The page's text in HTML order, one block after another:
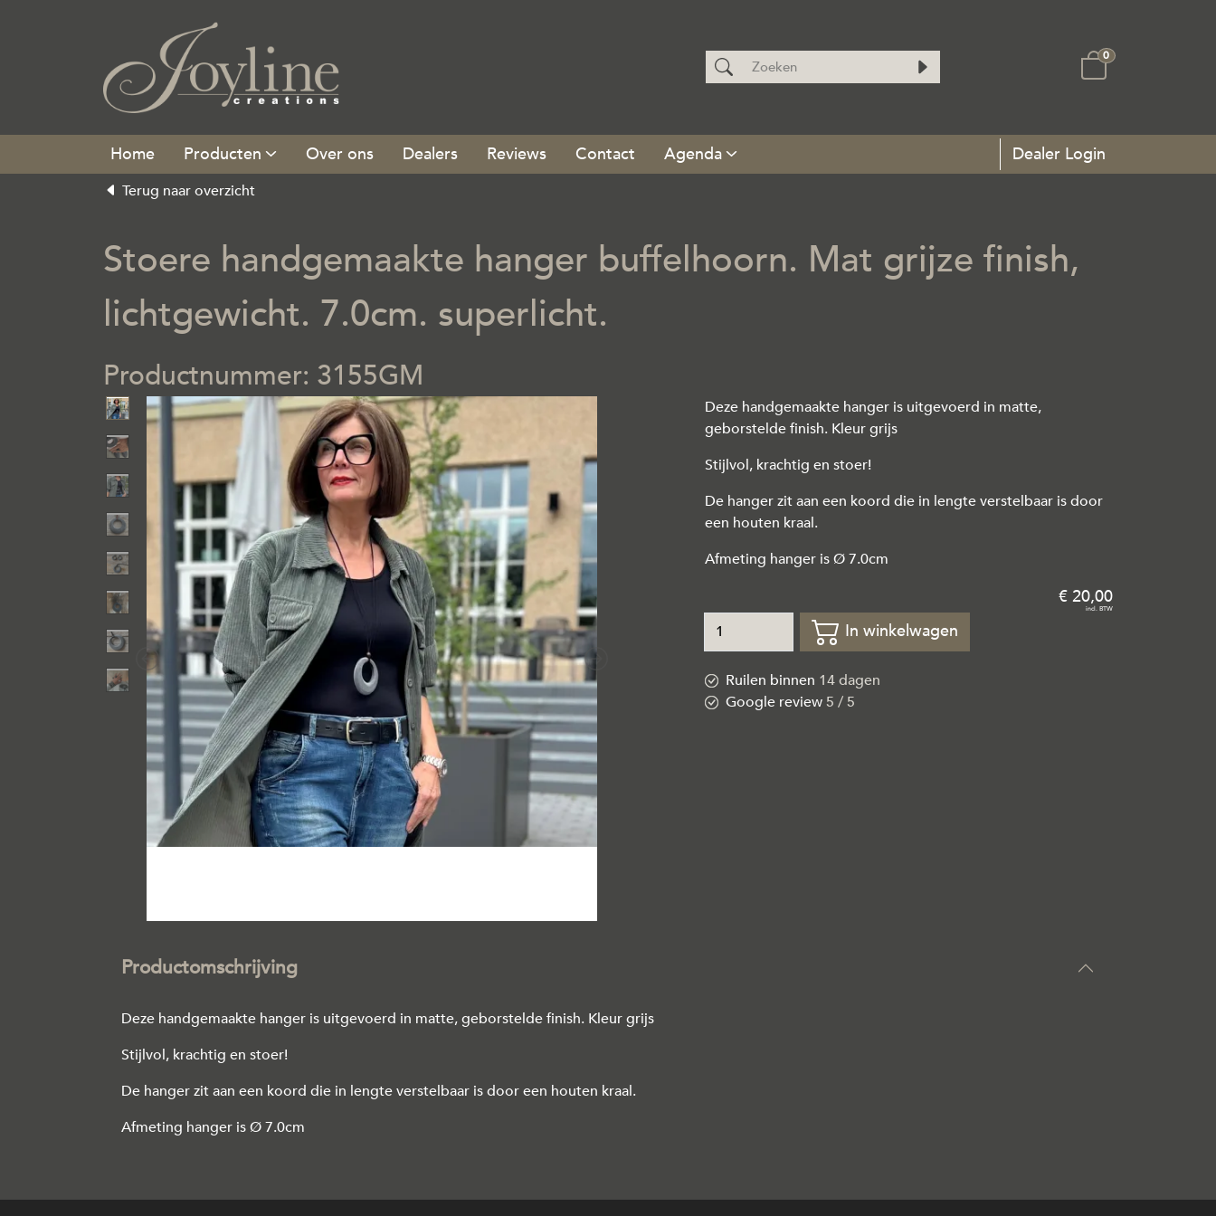
0
Producten Over ons Dealers Reviews Contact Agenda Dealer Login
Terug naar overzicht
Stoere handgemaakte hanger buffelhoorn. Mat grijze finish,
lichtgewicht. 7.0cm. superlicht.
Previous Next
Deze handgemaakte hanger is uitgevoerd in matte,
geborstelde finish. Kleur grijs
Stijlvol, krachtig en stoer!
De hanger zit aan een koord die in lengte verstelbaar is door
een houten kraal.
Afmeting hanger is Ø 7.0cm
20,00
In winkelwagen
Ruilen binnen 14 dagen
Google review5 / 5
Productomschrijving
Deze handgemaakte hanger is uitgevoerd in matte, geborstelde finish. Kleur grijs
Stijlvol, krachtig en stoer!
De hanger zit aan een koord die in lengte verstelbaar is door een houten kraal.
Afmeting hanger is Ø 7.0cm